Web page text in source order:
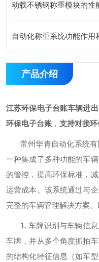
动载不锈钢称重模块的性
自动化称重系统功能作用
产品介绍
江苏环保电子台账车辆进
环保电子台账 ， 支持对接
常州华青自动化系统
一种集成了多种功能的车
的管控，提高环保标准，
运营成本。该系统通过与
完整的车辆管理解决方案
1.车牌识别与车辆信
车牌，并从多个角度抓拍
的结构化特征信息（如车